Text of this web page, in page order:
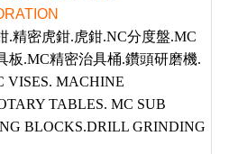
.精密虎鉗.虎鉗.NC分度盤.MC
板.MC精密治具桶.鑽頭研磨機.
VISES. MACHINE
TABLES. MC SUB
BLOCKS.DRILL GRINDING